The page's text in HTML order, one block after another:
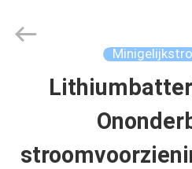
THUIS
PRODUCTEN
TECH